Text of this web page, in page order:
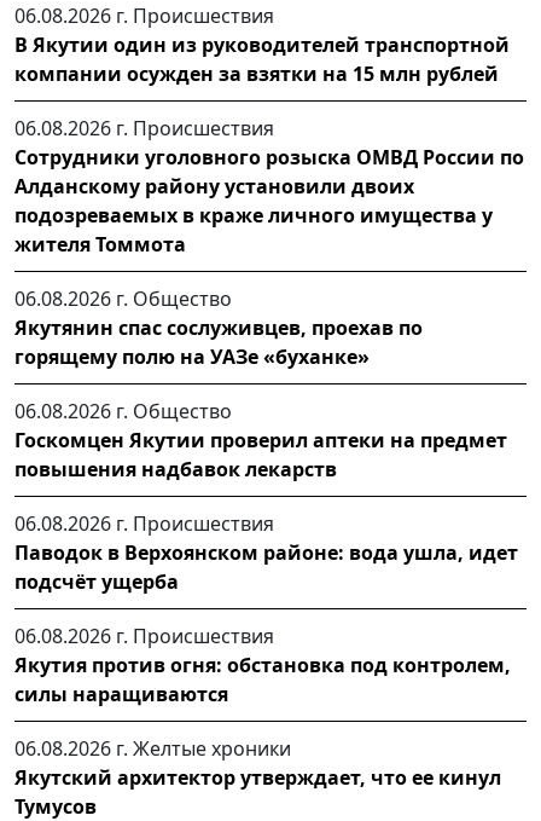
06.08.2026 г. Происшествия
В Якутии один из руководителей транспортной
компании осужден за взятки на 15 млн рублей
06.08.2026 г. Происшествия
Сотрудники уголовного розыска ОМВД России по
Алданскому району установили двоих
подозреваемых в краже личного имущества у
жителя Томмота
06.08.2026 г. Общество
Якутянин спас сослуживцев, проехав по
горящему полю на УАЗе «буханке»
06.08.2026 г. Общество
Госкомцен Якутии проверил аптеки на предмет
повышения надбавок лекарств
06.08.2026 г. Происшествия
Паводок в Верхоянском районе: вода ушла, идет
подсчёт ущерба
06.08.2026 г. Происшествия
Якутия против огня: обстановка под контролем,
силы наращиваются
06.08.2026 г. Желтые хроники
Якутский архитектор утверждает, что ее кинул
Тумусов